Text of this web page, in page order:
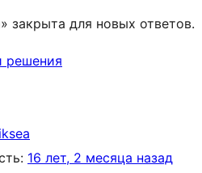
закрыта для новых ответов.
решения
16 лет, 2 месяца назад